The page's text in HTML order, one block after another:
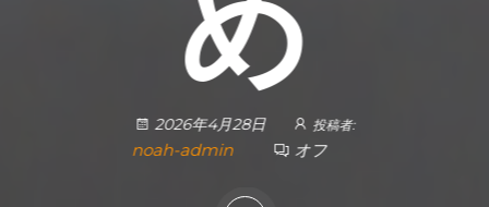
め
2026年4月28日 投稿者:
noah-admin オフ